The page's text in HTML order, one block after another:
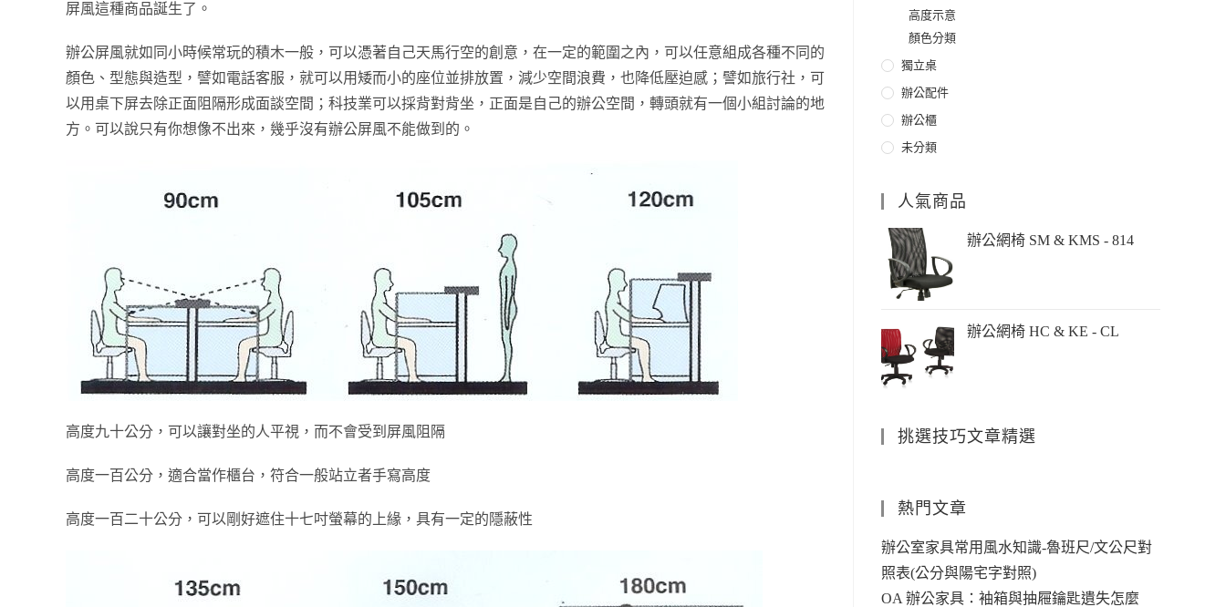
屏風這種商品誕生了。
辦公屏風就如同小時候常玩的積木一般，可以憑著自己天馬行空的創意，在一定的範圍之內，可以任意組成各種不同的
顏色、型態與造型，譬如電話客服，就可以用矮而小的座位並排放置，減少空間浪費，也降低壓迫感；譬如旅行社，可
以用桌下屏去除正面阻隔形成面談空間；科技業可以採背對背坐，正面是自己的辦公空間，轉頭就有一個小組討論的地
方。可以說只有你想像不出來，幾乎沒有辦公屏風不能做到的。
高度九十公分，可以讓對坐的人平視，而不會受到屏風阻隔
高度一百公分，適合當作櫃台，符合一般站立者手寫高度
高度一百二十公分，可以剛好遮住十七吋螢幕的上緣，具有一定的隱蔽性
高度示意
顏色分類
獨立桌
辦公配件
辦公櫃
未分類
人氣商品
辦公網椅 SM & KMS - 814
辦公網椅 HC & KE - CL
挑選技巧文章精選
熱門文章
辦公室家具常用風水知識-魯班尺/文公尺對
照表(公分與陽宅字對照)
OA 辦公家具：袖箱與抽屜鑰匙遺失怎麼